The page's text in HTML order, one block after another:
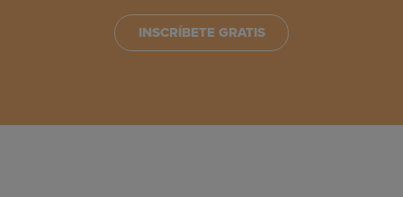
INSCRÍBETE GRATIS